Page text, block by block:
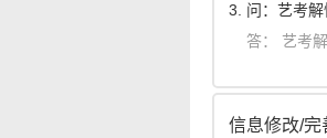
3. 问：艺考解
答： 艺考解忧：您好，可以登陆艺术
信息修改/完